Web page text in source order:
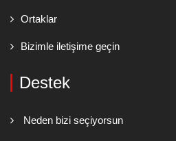
Ortaklar
Bizimle iletişime geçin
Destek
Neden bizi seçiyorsun